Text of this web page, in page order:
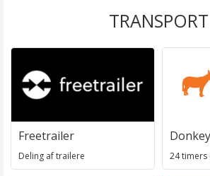
TRANSPORT
Freetrailer
Deling af trailere 24 timers